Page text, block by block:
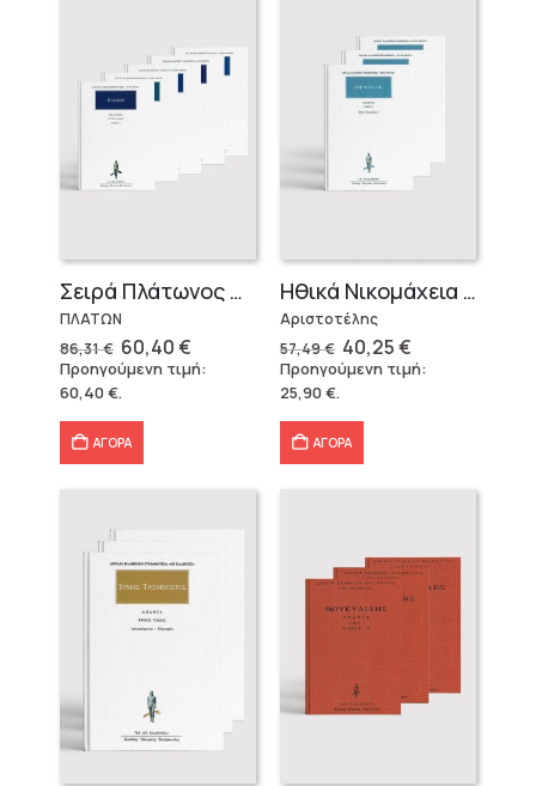
Σειρά Πλάτωνος Πολιτεία
ΠΛΑΤΩΝ
86,31€ Original
price
was:
86,31 €.
60,40€Η
τρέχουσα
τιμή
Προηγούμενη τιμή:
60,40€.
ΑΓΟΡΑ
Ηθικά Νικομάχεια (3 τόμοι)
Αριστοτέλης
57,49€ Original
price
was:
40,25€Η
τρέχουσα
τιμή
Προηγούμενη τιμή:
25,90€.
ΑΓΟΡΑ